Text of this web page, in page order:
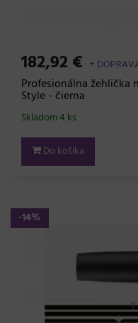
182,92 € +
Profesionálna žehlička
Style - čierna
Skladom 4 ks
Do košíka
-14%